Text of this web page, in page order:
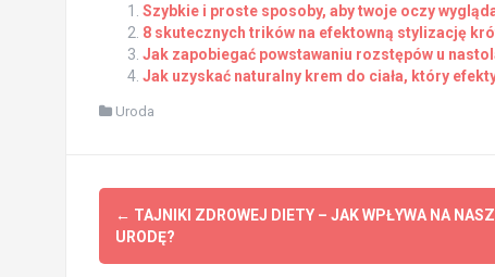
Szybkie i proste sposoby, aby twoje oczy
8 skutecznych trików na efektowną stylizację
Jak zapobiegać powstawaniu rozstępów u
Jak uzyskać naturalny krem do ciała, który
Uroda
Post
navigation
← TAJNIKI ZDROWEJ DIETY – JAK WPŁYWA NA
URODĘ?